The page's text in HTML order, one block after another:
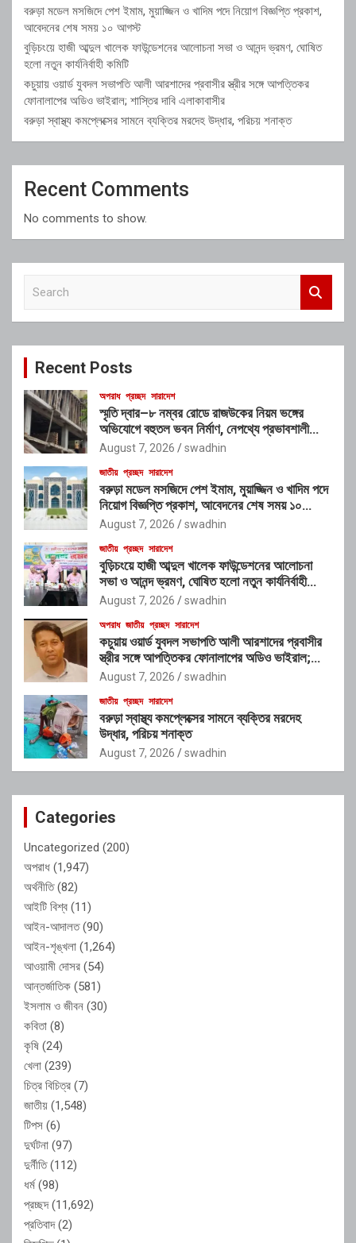
বরুড়া মডেল মসজিদে পেশ ইমাম, মুয়াজ্জিন ও খাদিম পদে নিয়োগ বিজ্ঞপ্তি প্রকাশ,
আবেদনের শেষ সময় ১০ আগস্ট
বুড়িচংয়ে হাজী আব্দুল খালেক ফাউন্ডেশনের আলোচনা সভা ও আনন্দ ভ্রমণ, ঘোষিত
হলো নতুন কার্যনির্বাহী কমিটি
কচুয়ায় ওয়ার্ড যুবদল সভাপতি আলী আরশাদের প্রবাসীর স্ত্রীর সঙ্গে আপত্তিকর
ফোনালাপের অডিও ভাইরাল; শাস্তির দাবি এলাকাবাসীর
বরুড়া স্বাস্থ্য কমপ্লেক্সের সামনে ব্যক্তির মরদেহ উদ্ধার, পরিচয় শনাক্ত
Recent Comments
No comments to show.
c
Recent Posts
অপরাধ প্রচ্ছদ সারাদেশ
স্মৃতি দ্বার–৮ নম্বর রোডে রাজউকের নিয়ম ভঙ্গের
অভিযোগে বহুতল ভবন নির্মাণ, নেপথ্যে প্রভাবশালী
চক্রের যোগসাজশের প্রশ্ন
August 7, 2026 swadhin
জাতীয় প্রচ্ছদ সারাদেশ
বরুড়া মডেল মসজিদে পেশ ইমাম, মুয়াজ্জিন ও খাদিম পদে
নিয়োগ বিজ্ঞপ্তি প্রকাশ, আবেদনের শেষ সময় ১০
আগস্ট
August 7, 2026 swadhin
জাতীয় প্রচ্ছদ সারাদেশ
বুড়িচংয়ে হাজী আব্দুল খালেক ফাউন্ডেশনের আলোচনা
সভা ও আনন্দ ভ্রমণ, ঘোষিত হলো নতুন কার্যনির্বাহী
কমিটি
August 7, 2026 swadhin
অপরাধ জাতীয় প্রচ্ছদ সারাদেশ
কচুয়ায় ওয়ার্ড যুবদল সভাপতি আলী আরশাদের প্রবাসীর
স্ত্রীর সঙ্গে আপত্তিকর ফোনালাপের অডিও ভাইরাল;
শাস্তির দাবি এলাকাবাসীর
August 7, 2026 swadhin
জাতীয় প্রচ্ছদ সারাদেশ
বরুড়া স্বাস্থ্য কমপ্লেক্সের সামনে ব্যক্তির মরদেহ
উদ্ধার, পরিচয় শনাক্ত
August 7, 2026 swadhin
Categories
Uncategorized (200)
অপরাধ (1,947)
অর্থনীতি(82)
আইটি বিশ্ব (11)
আইন-আদালত(90)
আইন-শৃঙ্খলা (1,264)
আওয়ামী দোসর (54)
আন্তর্জাতিক (581)
ইসলাম ও জীবন (30)
কবিতা (8)
কৃষি (24)
খেলা (239)
চিত্র বিচিত্র (7)
জাতীয় (1,548)
টিপস (6)
দুর্ঘটনা (97)
দুর্নীতি(112)
ধর্ম(98)
প্রচ্ছদ(11,692)
প্রতিবাদ(2)